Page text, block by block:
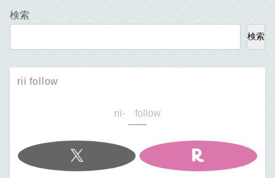
検索
検索
rii follow
rii- follow